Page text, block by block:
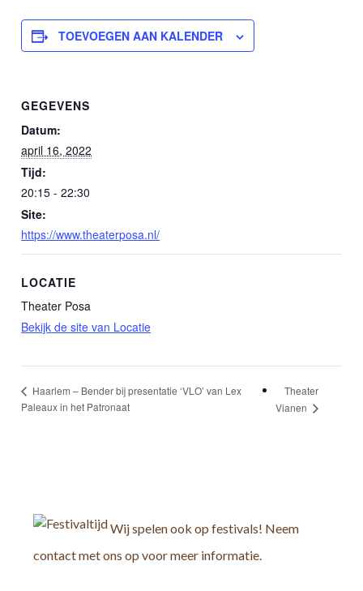
TOEVOEGEN AAN KALENDER
GEGEVENS
Datum:
april 16, 2022
Tijd:
20:15 - 22:30
Site:
https://www.theaterposa.nl/
LOCATIE
Theater Posa
Bekijk de site van Locatie
Haarlem – Bender bij presentatie ‘VLO’ van Lex
Paleaux in het Patronaat
Theater
Vianen
Wij spelen ook op festivals! Neem
contact met ons op voor meer informatie.